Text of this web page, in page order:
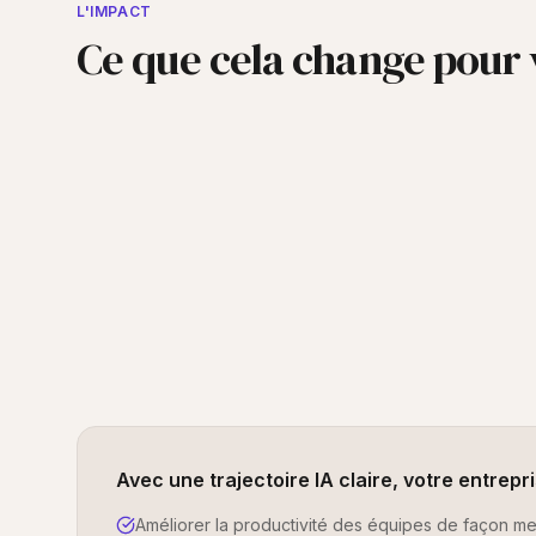
L'IMPACT
Ce que cela change
Avec une trajectoire IA claire, votre
Améliorer la productivité des équipes de façon